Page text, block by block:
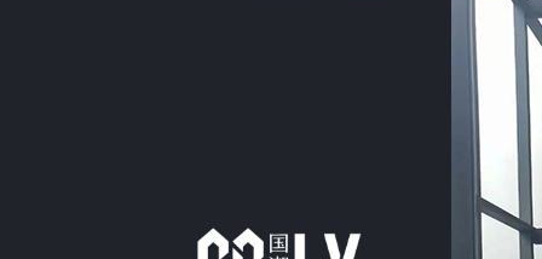
产品中心